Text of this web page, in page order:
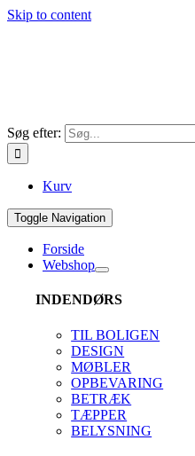
Skip to content
Søg efter:
Kurv
Toggle Navigation
Forside
Webshop
INDENDØRS
TIL BOLIGEN
DESIGN
MØBLER
OPBEVARING
BETRÆK
TÆPPER
BELYSNING